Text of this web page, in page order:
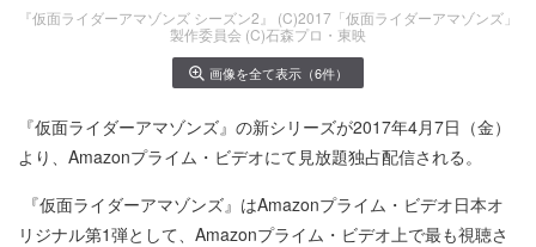
『仮面ライダーアマゾンズ シーズン2』 (C)2017「仮面ライダーアマゾンズ」
製作委員会 (C)石森プロ・東映
画像を全て表示（6件）
『仮面ライダーアマゾンズ』の新シリーズが2017年4月7日（金）
より、Amazonプライム・ビデオにて見放題独占配信される。
『仮面ライダーアマゾンズ』はAmazonプライム・ビデオ日本オ
リジナル第1弾として、Amazonプライム・ビデオ上で最も視聴さ